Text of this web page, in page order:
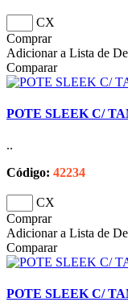
CX
Comprar
Adicionar a Lista de
Comparar
POTE SLEEK C/
..
Código: 42234
CX
Comprar
Adicionar a Lista de
Comparar
POTE SLEEK C/